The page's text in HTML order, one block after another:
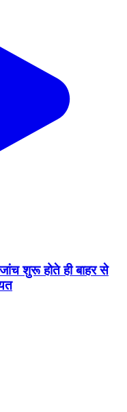
शुरू होते ही बाहर से